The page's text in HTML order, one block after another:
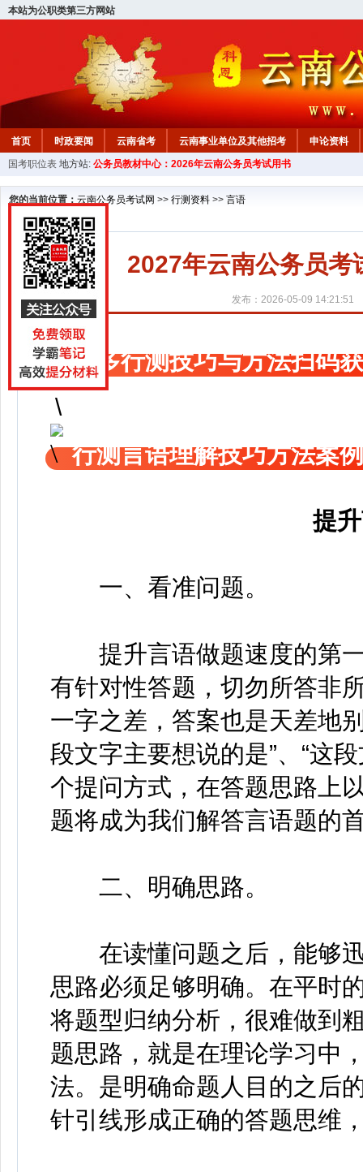
本站为公职类第三方网站
首页 时政要闻 云南省考 云南事业单位及其他招考
申论资料
国考职位表 地方站: 公务员教材中心：2026年云南公务员考试用书
您的当前位置： 云南公务员考试网 >> 行测资料 >> 言语
2027年云南公务员考
发布：2026-05-09 14:21:51
更多行测技巧与方法扫码
行测言语理解技巧方法案例
提
一、看准问题。
提升言语做题速度的第一
有针对性答题，切勿所答非
一字之差，答案也是天差地
段文字主要想说的是”、“这
个提问方式，在答题思路上
题将成为我们解答言语题的
二、明确思路。
在读懂问题之后，能够迅
思路必须足够明确。在平时
将题型归纳分析，很难做到
题思路，就是在理论学习中
法。是明确命题人目的之后
针引线形成正确的答题思维